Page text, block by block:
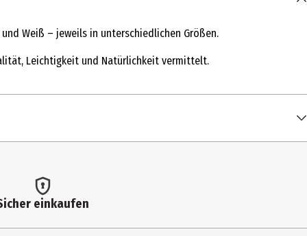
Weiß – jeweils in unterschiedlichen Größen.
Leichtigkeit und Natürlichkeit vermittelt.
Für einen neuen Look einfach abnehmen und austauschen –
einkaufen